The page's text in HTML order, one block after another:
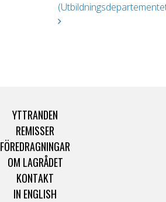
YTTRANDEN
REMISSER
FÖREDRAGNINGAR
OM LAGRÅDET
KONTAKT
IN ENGLISH